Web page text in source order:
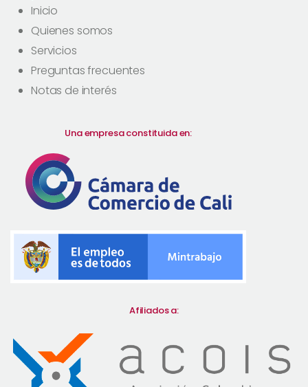
Inicio
Quienes somos
Servicios
Preguntas frecuentes
Notas de interés
Una empresa constituida en:
Afiliados a: